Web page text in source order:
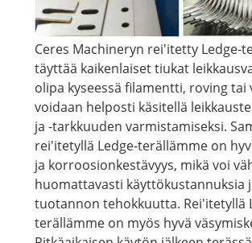
Ceres Machineryn rei'itetty Ledge-
täyttää kaikenlaiset tiukat
olipa kyseessä filamentti, roving tai
voidaan helposti käsitellä
ja -tarkkuuden varmistamiseksi.
rei'itetyllä Ledge-terällämme on
ja korroosionkestävyys, mikä voi
huomattavasti käyttökustannuksia
tuotannon tehokkuutta. Rei'itetyllä
terällämme on myös hyvä